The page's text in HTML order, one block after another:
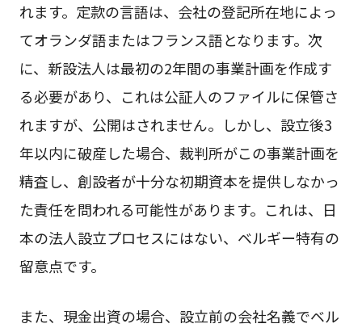
れます。定款の言語は、会社の登記所在地によっ
てオランダ語またはフランス語となります。次
に、新設法人は最初の2年間の事業計画を作成す
る必要があり、これは公証人のファイルに保管さ
れますが、公開はされません。しかし、設立後3
年以内に破産した場合、裁判所がこの事業計画を
精査し、創設者が十分な初期資本を提供しなかっ
た責任を問われる可能性があります。これは、日
本の法人設立プロセスにはない、ベルギー特有の
留意点です。
また、現金出資の場合、設立前の会社名義でベル